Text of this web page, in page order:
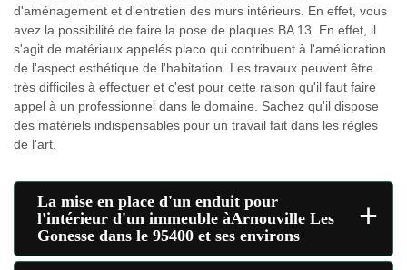
d'aménagement et d'entretien des murs intérieurs. En effet, vous
avez la possibilité de faire la pose de plaques BA 13. En effet, il
s'agit de matériaux appelés placo qui contribuent à l'amélioration
de l'aspect esthétique de l'habitation. Les travaux peuvent être
très difficiles à effectuer et c'est pour cette raison qu'il faut faire
appel à un professionnel dans le domaine. Sachez qu'il dispose
des matériels indispensables pour un travail fait dans les règles
de l'art.
La mise en place d'un enduit pour
l'intérieur d'un immeuble àArnouville Les
Gonesse dans le 95400 et ses environs
+